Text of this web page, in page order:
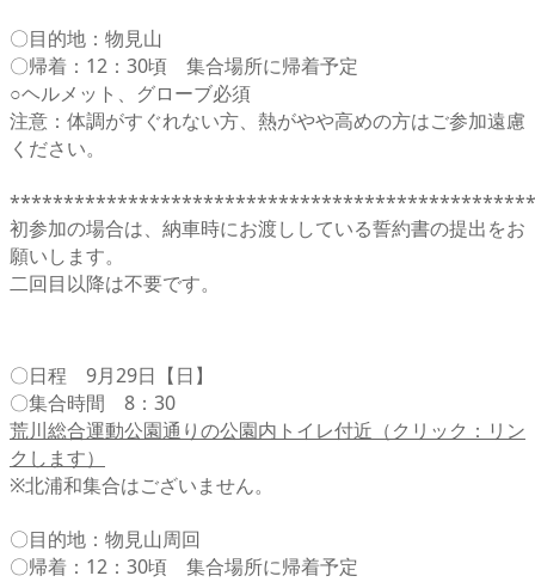
〇目的地：物見山
〇帰着：12：30頃 集合場所に帰着予定
○ヘルメット、グローブ必須
注意：体調がすぐれない方、熱がやや高めの方はご参加遠慮
ください。
初参加の場合は、納車時にお渡ししている誓約書の提出をお
願いします。
二回目以降は不要です。
〇日程 9月29日【日】
〇集合時間 8：30
荒川総合運動公園通りの公園内トイレ付近（クリック：リン
クします）
※北浦和集合はございません。
〇目的地：物見山周回
〇帰着：12：30頃 集合場所に帰着予定